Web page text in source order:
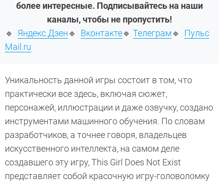
более интересные. Подписывайтесь на наши
каналы, чтобы не пропустить!
🔹 Яндекс.Дзен🔹 Вконтакте🔹 Телеграм🔹 Пульс
Mail.ru
Уникальность данной игры состоит в том, что
практически все здесь, включая сюжет,
персонажей, иллюстрации и даже озвучку, создано
инструментами машинного обучения. По словам
разработчиков, а точнее говоря, владельцев
искусственного интеллекта, на самом деле
создавшего эту игру, This Girl Does Not Exist
представляет собой красочную игру-головоломку